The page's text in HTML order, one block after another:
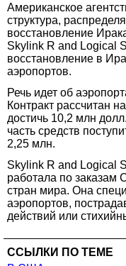
Американское
структура,
восстановление
Skylink R and Logical
восстановление в
аэропортов.
Речь идет об
Контракт рассчитан
достичь 10,2 млн
часть средств
2,25 млн.
Skylink R and Logical
работала по заказам
стран мира. Она
аэропортов,
действий или
ССЫЛКИ ПО ТЕМЕ